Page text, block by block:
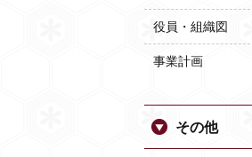
役員・組織図
事業計画
その他